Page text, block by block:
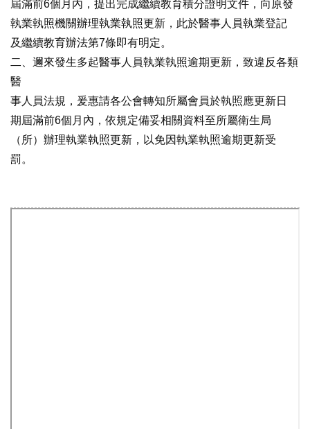
屆滿前6個月內，提出完成繼續教育積分證明文件，向原發
執業執照機關辦理執業執照更新，此於醫事人員執業登記
及繼續教育辦法第7條即有明定。
二、邇來發生多起醫事人員執業執照逾期更新，致違反各類
醫
事人員法規，爰惠請各公會轉知所屬會員於執照應更新日
期屆滿前6個月內，依規定備妥相關資料至所屬衛生局
（所）辦理執業執照更新，以免因執業執照逾期更新受
罰。